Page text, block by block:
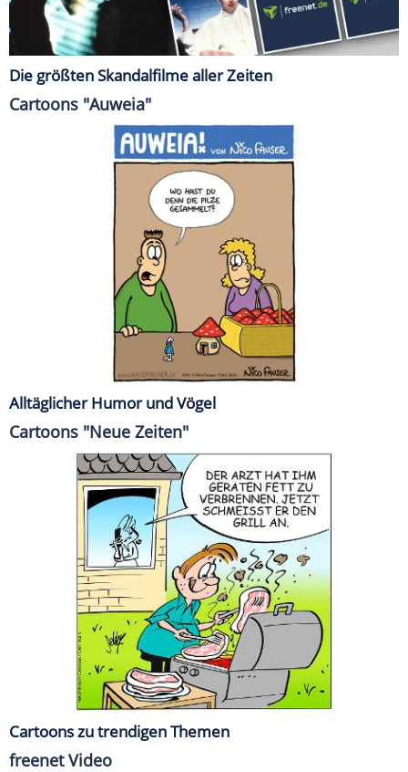
Die größten Skandalfilme aller Zeiten
Cartoons "Auweia"
Alltäglicher Humor und Vögel
Cartoons "Neue Zeiten"
Cartoons zu trendigen Themen
freenet Video